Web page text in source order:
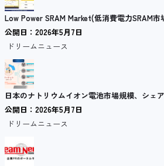
Low Power SRAM Market(低消費電力SRAM
公開日：2026年5月7日
ドリームニュース
日本のナトリウムイオン電池市場規模、シェ
公開日：2026年5月7日
ドリームニュース